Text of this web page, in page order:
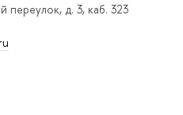
переулок, д. 3, каб. 323